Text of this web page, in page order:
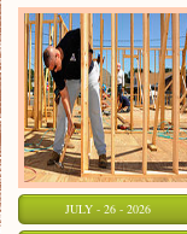
JULY - 26 - 2026